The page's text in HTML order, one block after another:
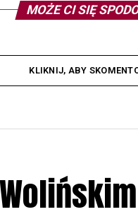
MOŻE CI SIĘ
KLIKNIJ, ABY